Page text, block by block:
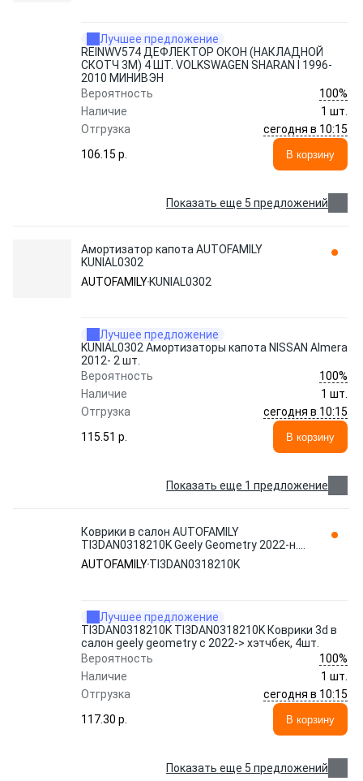
Лучшее предложение
REINWV574 ДЕФЛЕКТОР ОКОН (НАКЛАДНОЙ
СКОТЧ 3М) 4 ШТ. VOLKSWAGEN SHARAN I 1996-
2010 МИНИВЭН
Вероятность
100%
Наличие
1 шт.
Отгрузка
сегодня в 10:15
106.15 p.
В корзину
Показать еще 5 предложений
Амортизатор капота AUTOFAMILY
KUNIAL0302
AUTOFAMILY KUNIAL0302
Лучшее предложение
KUNIAL0302 Амортизаторы капота NISSAN Almera
2012- 2 шт.
Вероятность
100%
Наличие
1 шт.
Отгрузка
сегодня в 10:15
115.51 p.
В корзину
Показать еще 1 предложение
Коврики в салон AUTOFAMILY
TI3DAN0318210K Geely Geometry 2022-н.в.
4 шт., черный
AUTOFAMILYTI3DAN0318210K
Лучшее предложение
TI3DAN0318210K TI3DAN0318210K Коврики 3d в
салон geely geometry c 2022-> хэтчбек, 4шт.
Вероятность
100%
Наличие
1 шт.
Отгрузка
сегодня в 10:15
117.30 p.
В корзину
Показать еще 5 предложений